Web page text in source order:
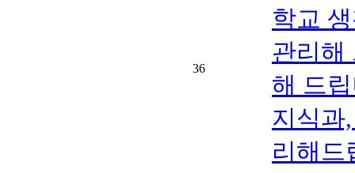
36
학교
관리해
해 드
지식과
리해드